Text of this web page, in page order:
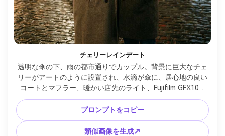
チェリーレインデート
透明な傘の下、雨の都市通りでカップル。背景に巨大なチェ
リーがアートのように設置され、水滴が傘に、居心地の良い
コートとマフラー、暖かい店先のライト、Fujifilm GFX100
45mm f/2.8で撮影、ロマンティックなフレーミング、浅い被
写界深度、リアルな反射と肌、映画的な夜写真 --ar 4:5
プロンプトをコピー
類似画像を生成↗